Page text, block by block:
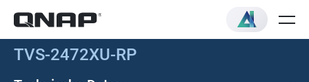
TVS-2472XU-RP